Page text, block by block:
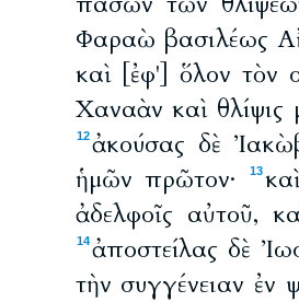
Φαραὼ βασιλέως
καὶ [ἐφ'] ὅλον τὸν
Χαναὰν καὶ θλίψις
12 ἀκούσας δὲ
ἡμῶν πρῶτον·
13
ἀδελφοῖς αὐτοῦ,
14 ἀποστείλας δὲ
τὴν συγγένειαν ἐν